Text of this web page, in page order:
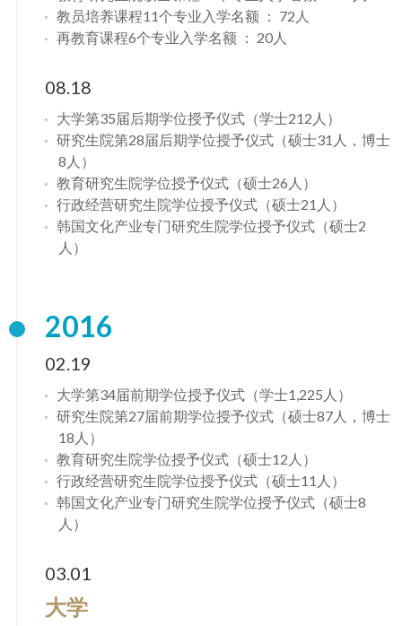
教员培养课程11个专业入学名额 ： 72人
再教育课程6个专业入学名额 ： 20人
08.18
大学第35届后期学位授予仪式（学士212人）
研究生院第28届后期学位授予仪式（硕士31人，博士
8人）
教育研究生院学位授予仪式（硕士26人）
行政经营研究生院学位授予仪式（硕士21人）
韩国文化产业专门研究生院学位授予仪式（硕士2
人）
2016
02.19
大学第34届前期学位授予仪式（学士1,225人）
研究生院第27届前期学位授予仪式（硕士87人，博士
18人）
教育研究生院学位授予仪式（硕士12人）
行政经营研究生院学位授予仪式（硕士11人）
韩国文化产业专门研究生院学位授予仪式（硕士8
人）
03.01
大学